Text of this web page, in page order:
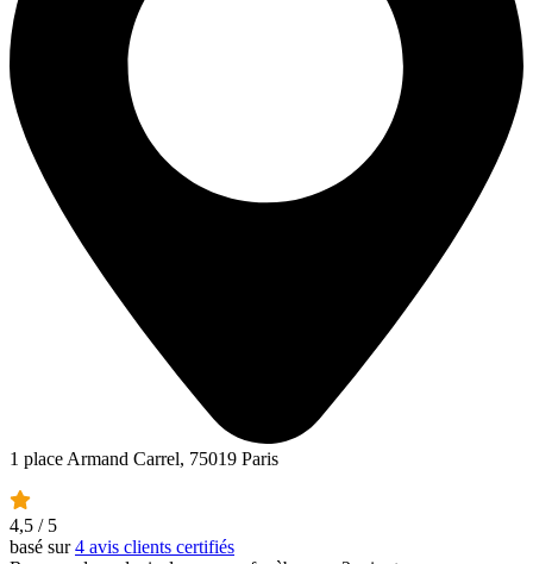
1 place Armand Carrel, 75019 Paris
4,5 / 5
basé sur4 avis clients certifiés